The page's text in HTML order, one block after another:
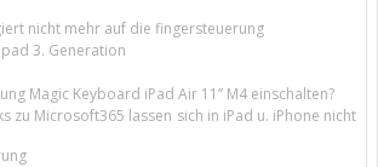
nicht mehr auf die fingersteuerung
3. Generation
Magic Keyboard iPad Air 11’’ M4 einschalten?
zu Microsoft365 lassen sich in iPad u. iPhone nicht